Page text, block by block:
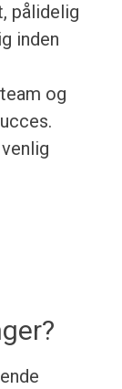
pålidelig
inden
og